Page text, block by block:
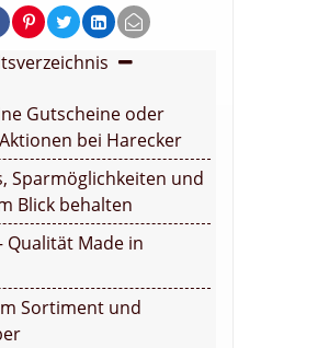
Gutscheine oder
bei Harecker
Sparmöglichkeiten und
Blick behalten
Qualität Made in
Sortiment und